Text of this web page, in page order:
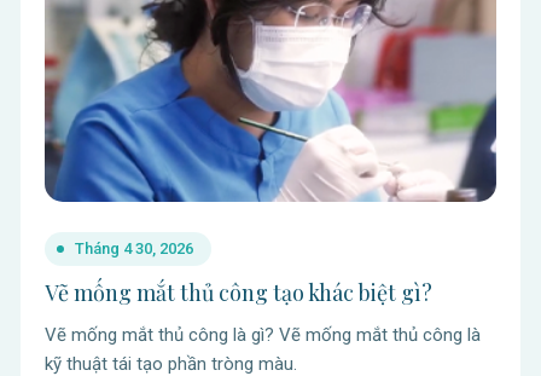
Tháng 4 30, 2026
Vẽ mống mắt thủ công tạo khác biệt gì?
Vẽ mống mắt thủ công là gì? Vẽ mống mắt thủ công là
kỹ thuật tái tạo phần tròng màu.